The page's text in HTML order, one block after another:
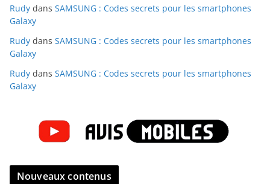
Rudy dans SAMSUNG : Codes secrets pour les smartphones
Galaxy
Rudy dans SAMSUNG : Codes secrets pour les smartphones
Galaxy
Rudy dans SAMSUNG : Codes secrets pour les smartphones
Galaxy
Nouveaux contenus